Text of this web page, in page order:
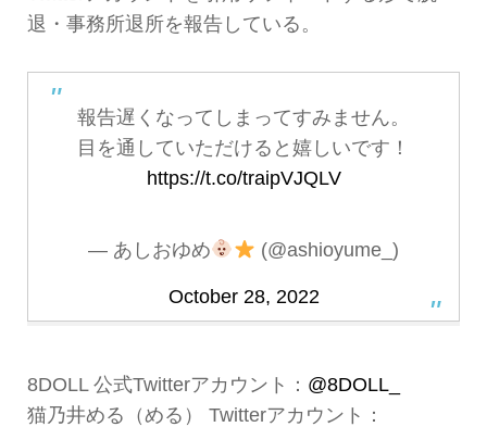
退・事務所退所を報告している。
報告遅くなってしまってすみません。
目を通していただけると嬉しいです！
https://t.co/traipVJQLV
— あしおゆめ (@ashioyume_)
October 28, 2022
8DOLL 公式Twitterアカウント： @8DOLL_
猫乃井める（める） Twitterアカウント：